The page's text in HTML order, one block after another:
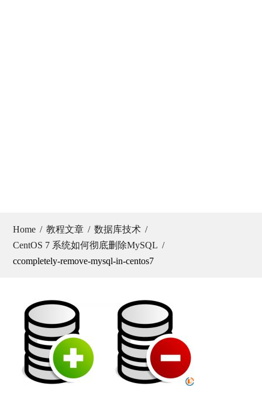
Home 教程文章
数据库技术
CentOS 7 系统如何彻底删除MySQL
ccompletely-remove-mysql-in-centos7